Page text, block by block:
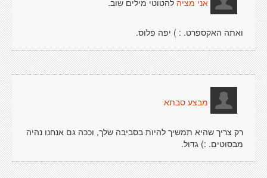
אני מציה להטוטי מילים שוב.
ואתה האקספרט. : ) יפה פלוס.
מבצע סבתא
רק צריך שהיא תמשיך להיות בסביבה שלך, וככה גם אנחנו נהיה
מבסוטים. :) גדול.